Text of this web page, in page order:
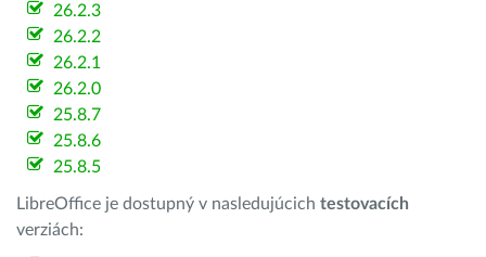
26.2.3
26.2.2
26.2.1
26.2.0
25.8.7
25.8.6
25.8.5
LibreOffice je dostupný v nasledujúcich testovacích
verziách: